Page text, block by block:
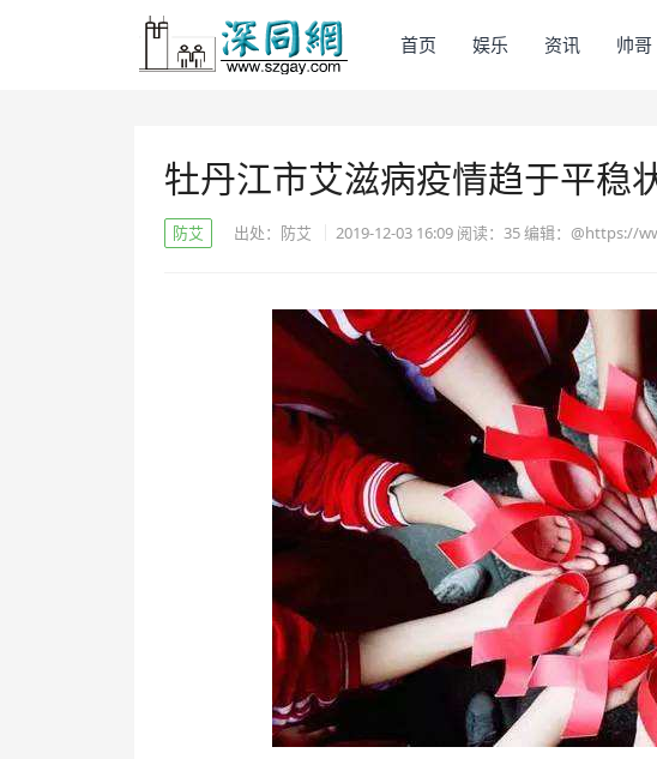
首页 娱乐 资讯 帅哥
牡丹江市艾滋病疫情趋于平稳
防艾 出处：防艾 2019-12-03 16:09 阅读： 35编辑： @https://